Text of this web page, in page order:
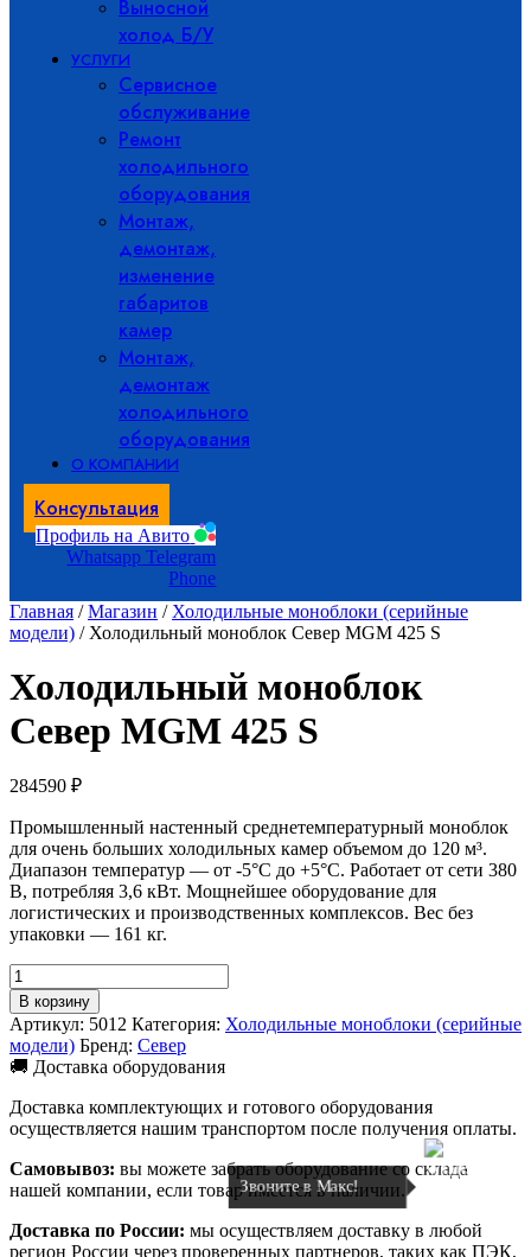
Выносной
холод Б/У
УСЛУГИ
Сервисное
обслуживание
Ремонт
холодильного
оборудования
Монтаж,
демонтаж,
изменение
габаритов
камер
Монтаж,
демонтаж
холодильного
оборудования
О КОМПАНИИ
Консультация
Профиль на Авито
Whatsapp Telegram
Phone
Главная /Магазин / Холодильные моноблоки (серийные
модели) / Холодильный моноблок Север MGM 425 S
Холодильный моноблок
Север MGM 425 S
284590 ₽
Промышленный настенный среднетемпературный моноблок
для очень больших холодильных камер объемом до 120 м³.
Диапазон температур — от -5°C до +5°C. Работает от сети 380
В, потребляя 3,6 кВт. Мощнейшее оборудование для
логистических и производственных комплексов. Вес без
упаковки — 161 кг.
Количество
товара
Холодильный
моноблок
Север
MGM
425
S
В корзину
Артикул: 5012 Категория: Холодильные моноблоки (серийные
модели) Бренд: Север
🚚 Доставка оборудования
Доставка комплектующих и готового оборудования
осуществляется нашим транспортом после получения оплаты.
Самовывоз: вы можете забрать оборудование со склада
нашей компании, если товар имеется в наличии.
Доставка по России: мы осуществляем доставку в любой
регион России через проверенных партнеров, таких как ПЭК,
Звоните в Макс!